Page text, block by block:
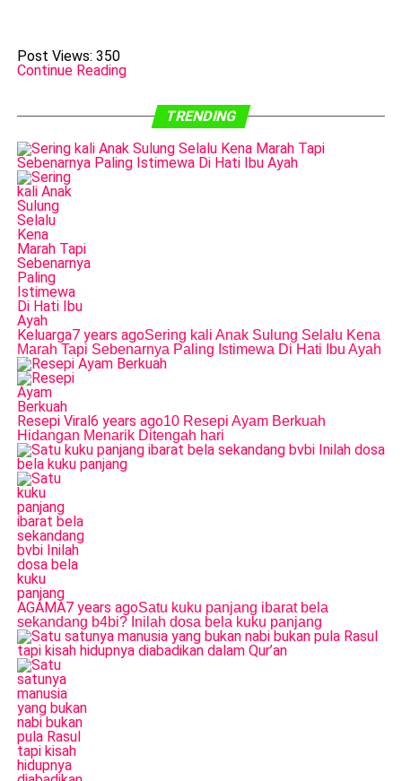
Post Views: 350
Continue Reading
TRENDING
Keluarga7 years agoSering kali Anak Sulung Selalu Kena
Marah Tapi Sebenarnya Paling Istimewa Di Hati Ibu Ayah
Resepi Viral6 years ago10 Resepi Ayam Berkuah
Hidangan Menarik Ditengah hari
AGAMA7 years agoSatu kuku panjang ibarat bela
sekandang b4bi? Inilah dosa bela kuku panjang